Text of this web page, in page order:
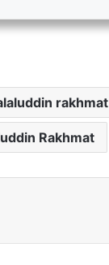
rakhmat
Rakhmat